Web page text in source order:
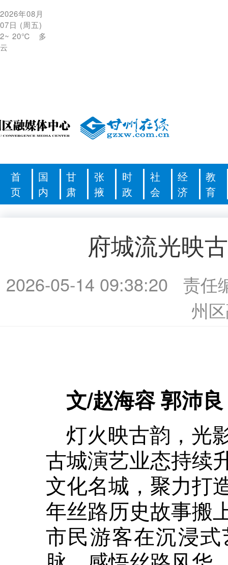
2026年08月
07日 (周五)
2~ 20℃
多
云
首
页
国
内
甘
肃
张
掖
时
政
社
会
经
济
教
育
府城流光映
2026-05-14 09:38:20
责任
州
文/赵海容 郭沛
灯火映古韵，光
古城演艺业态持续
文化名城，聚力打
年丝路历史故事搬
市民游客在沉浸